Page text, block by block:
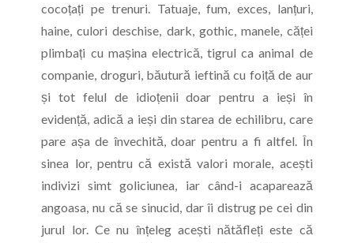
cocoțați pe trenuri. Tatuaje, fum, exces, lanțuri,
haine, culori deschise, dark, gothic, manele, căței
plimbați cu mașina electrică, tigrul ca animal de
companie, droguri, băutură ieftină cu foiță de aur
și tot felul de idioțenii doar pentru a ieși în
evidență, adică a ieși din starea de echilibru, care
pare așa de învechită, doar pentru a fi altfel. În
sinea lor, pentru că există valori morale, acești
indivizi simt goliciunea, iar când-i acaparează
angoasa, nu că se sinucid, dar îi distrug pe cei din
jurul lor. Ce nu înțeleg acești nătăfleți este că